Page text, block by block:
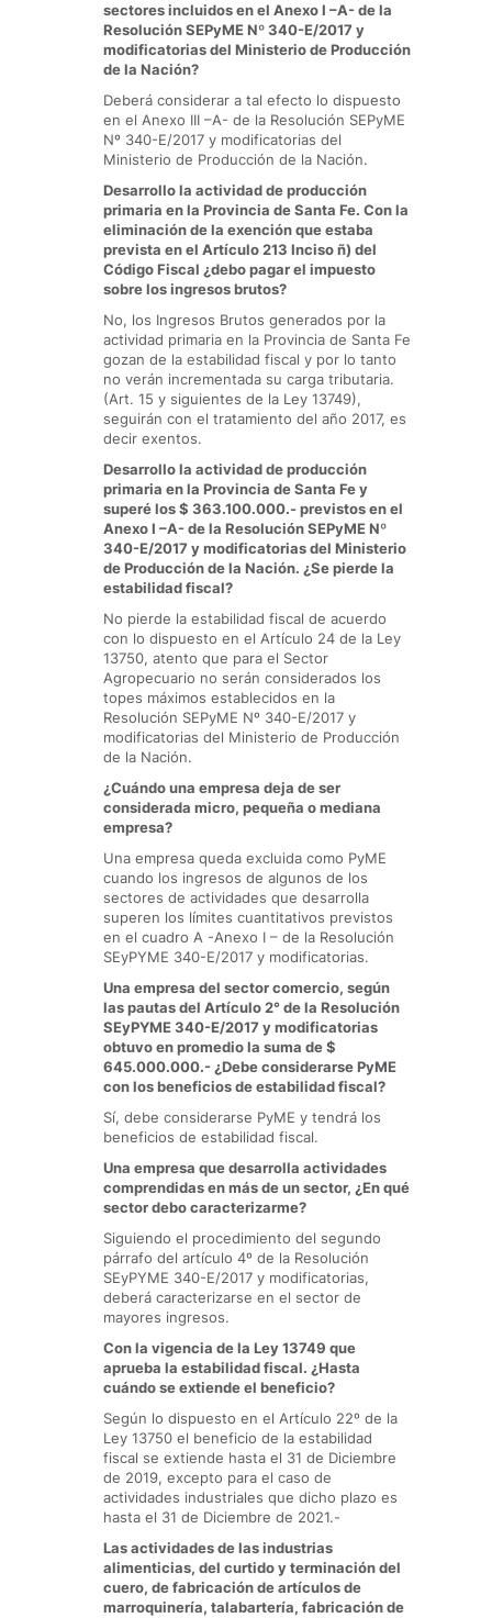
sectores incluidos en el Anexo I –A- de la
Resolución SEPyME Nº 340-E/2017 y
modificatorias del Ministerio de Producción
de la Nación?
Deberá considerar a tal efecto lo dispuesto
en el Anexo III –A- de la Resolución SEPyME
Nº 340-E/2017 y modificatorias del
Ministerio de Producción de la Nación.
Desarrollo la actividad de producción
primaria en la Provincia de Santa Fe. Con la
eliminación de la exención que estaba
prevista en el Artículo 213 Inciso ñ) del
Código Fiscal ¿debo pagar el impuesto
sobre los ingresos brutos?
No, los Ingresos Brutos generados por la
actividad primaria en la Provincia de Santa Fe
gozan de la estabilidad fiscal y por lo tanto
no verán incrementada su carga tributaria.
(Art. 15 y siguientes de la Ley 13749),
seguirán con el tratamiento del año 2017, es
decir exentos.
Desarrollo la actividad de producción
primaria en la Provincia de Santa Fe y
superé los $ 363.100.000.- previstos en el
Anexo I –A- de la Resolución SEPyME Nº
340-E/2017 y modificatorias del Ministerio
de Producción de la Nación. ¿Se pierde la
estabilidad fiscal?
No pierde la estabilidad fiscal de acuerdo
con lo dispuesto en el Artículo 24 de la Ley
13750, atento que para el Sector
Agropecuario no serán considerados los
topes máximos establecidos en la
Resolución SEPyME Nº 340-E/2017 y
modificatorias del Ministerio de Producción
de la Nación.
¿Cuándo una empresa deja de ser
considerada micro, pequeña o mediana
empresa?
Una empresa queda excluida como PyME
cuando los ingresos de algunos de los
sectores de actividades que desarrolla
superen los límites cuantitativos previstos
en el cuadro A -Anexo I – de la Resolución
SEyPYME 340-E/2017 y modificatorias.
Una empresa del sector comercio, según
las pautas del Artículo 2° de la Resolución
SEyPYME 340-E/2017 y modificatorias
obtuvo en promedio la suma de $
645.000.000.- ¿Debe considerarse PyME
con los beneficios de estabilidad fiscal?
Sí, debe considerarse PyME y tendrá los
beneficios de estabilidad fiscal.
Una empresa que desarrolla actividades
comprendidas en más de un sector, ¿En qué
sector debo caracterizarme?
Siguiendo el procedimiento del segundo
párrafo del artículo 4º de la Resolución
SEyPYME 340-E/2017 y modificatorias,
deberá caracterizarse en el sector de
mayores ingresos.
Con la vigencia de la Ley 13749 que
aprueba la estabilidad fiscal. ¿Hasta
cuándo se extiende el beneficio?
Según lo dispuesto en el Artículo 22º de la
Ley 13750 el beneficio de la estabilidad
fiscal se extiende hasta el 31 de Diciembre
de 2019, excepto para el caso de
actividades industriales que dicho plazo es
hasta el 31 de Diciembre de 2021.-
Las actividades de las industrias
alimenticias, del curtido y terminación del
cuero, de fabricación de artículos de
marroquinería, talabartería, fabricación de